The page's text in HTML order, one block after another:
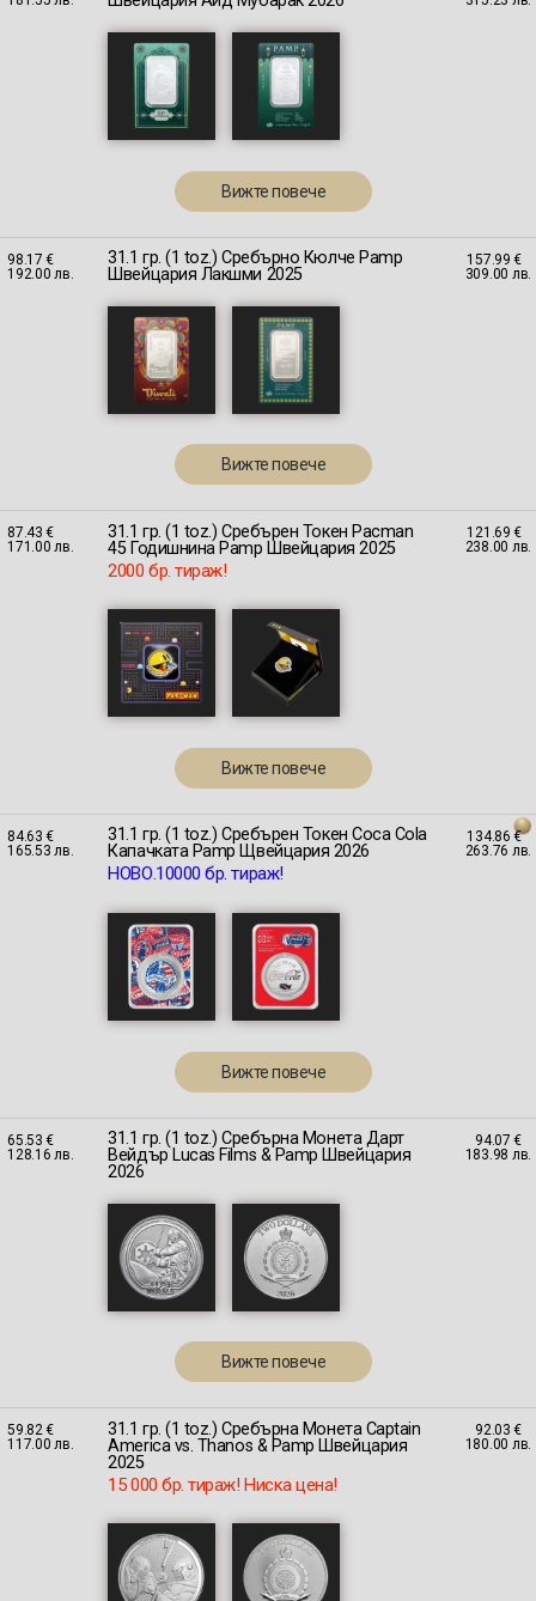
Вижте повече
98.17 €
192.00 лв.
31.1 гр. (1 toz.) Сребърно Кюлче Pamp
Швейцария Лакшми 2025
Вижте повече
157.99 €
309.00 лв.
87.43 €
171.00 лв.
31.1 гр. (1 toz.) Сребърен Токен Pacman
45 Годишнина Pamp Швейцария 2025
2000 бр. тираж!
Вижте повече
121.69 €
238.00 лв.
84.63 €
165.53 лв.
31.1 гр. (1 toz.) Сребърен Токен Coca Cola
Капачката Pamp Щвейцария 2026
НОВО.10000 бр. тираж!
Вижте повече
134.86 €
263.76 лв.
65.53 €
128.16 лв.
31.1 гр. (1 toz.) Сребърна Монета Дарт
Вейдър Lucas Films & Pamp Швейцария
2026
Вижте повече
94.07 €
183.98 лв.
59.82 €
117.00 лв.
31.1 гр. (1 toz.) Сребърна Монета Captain
America vs. Thanos & Pamp Швейцария
2025
15 000 бр. тираж! Ниска цена!
92.03 €
180.00 лв.